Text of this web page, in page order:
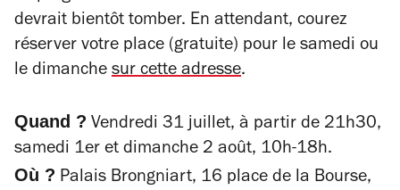
devrait bientôt tomber. En attendant, courez
réserver votre place (gratuite) pour le samedi ou
le dimanche sur cette adresse.
Quand ? Vendredi 31 juillet, à partir de 21h30,
samedi 1er et dimanche 2 août, 10h-18h.
Où ? Palais Brongniart, 16 place de la Bourse,